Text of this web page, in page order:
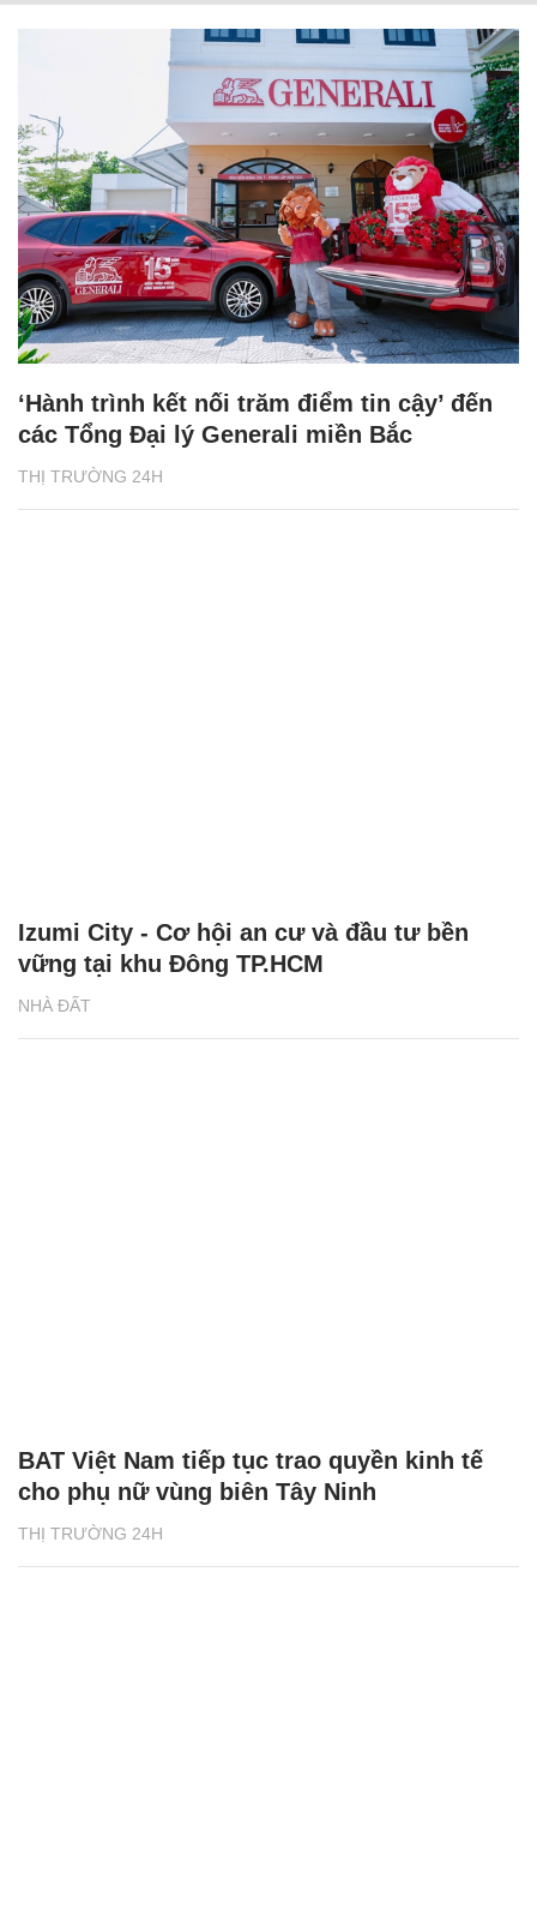
THỊ TRƯỜNG 24H
‘Hành trình kết nối trăm điểm tin cậy’ đến
các Tổng Đại lý Generali miền Bắc
NHÀ ĐẤT
Izumi City - Cơ hội an cư và đầu tư bền
vững tại khu Đông TP.HCM
THỊ TRƯỜNG 24H
BAT Việt Nam tiếp tục trao quyền kinh tế
cho phụ nữ vùng biên Tây Ninh